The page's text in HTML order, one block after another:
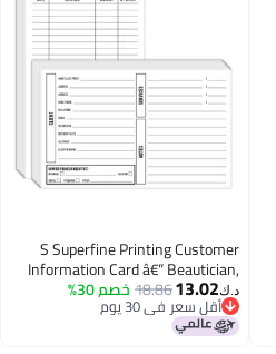
S Superfine Printing Customer
Information Card â€“ Beautician,
Nail, Hairdresser Cosmetologist
Customer Client Contact Profile
Record Cards | Printed on Premium
د.ك‏13.02
18.86خصم 30%
أقل سعر في 30 يوم
أقل سعر في 30 يوم